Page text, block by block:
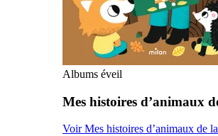
Albums éveil
Mes histoires d’animaux
Voir Mes histoires d’animaux de